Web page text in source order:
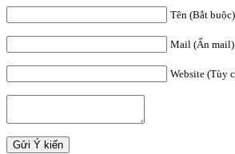
Tên (Bắt buộc)
Mail (Ẩn
Website (Tùy